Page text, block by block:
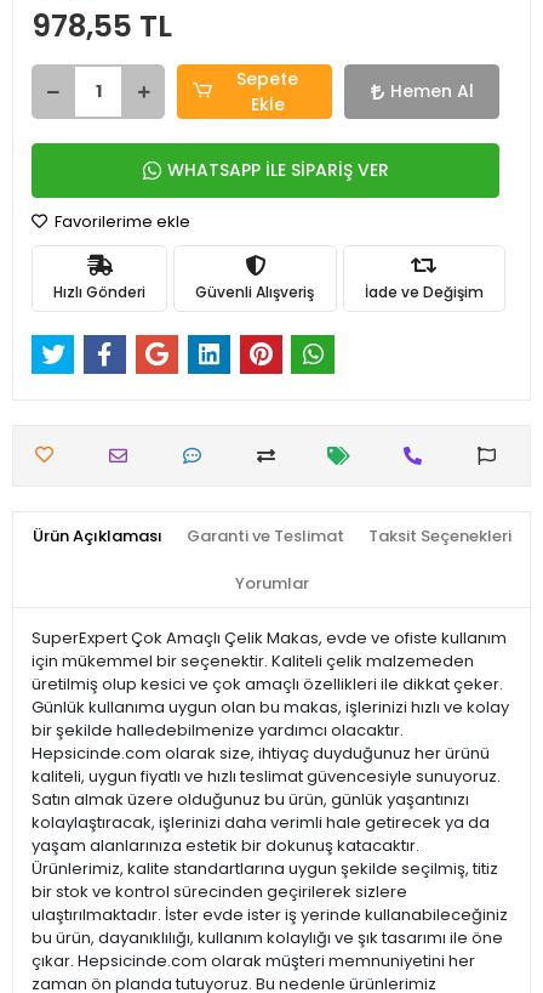
978,55 TL
Sepete
Ekle
Hemen Al
WHATSAPP İLE SİPARİŞ VER
Favorilerime ekle
Hızlı Gönderi Güvenli Alışveriş İade ve Değişim
Ürün Açıklaması Garanti ve Teslimat Taksit Seçenekleri
Yorumlar
SuperExpert Çok Amaçlı Çelik Makas, evde ve ofiste kullanım
için mükemmel bir seçenektir. Kaliteli çelik malzemeden
üretilmiş olup kesici ve çok amaçlı özellikleri ile dikkat çeker.
Günlük kullanıma uygun olan bu makas, işlerinizi hızlı ve kolay
bir şekilde halledebilmenize yardımcı olacaktır.
Hepsicinde.com olarak size, ihtiyaç duyduğunuz her ürünü
kaliteli, uygun fiyatlı ve hızlı teslimat güvencesiyle sunuyoruz.
Satın almak üzere olduğunuz bu ürün, günlük yaşantınızı
kolaylaştıracak, işlerinizi daha verimli hale getirecek ya da
yaşam alanlarınıza estetik bir dokunuş katacaktır.
Ürünlerimiz, kalite standartlarına uygun şekilde seçilmiş, titiz
bir stok ve kontrol sürecinden geçirilerek sizlere
ulaştırılmaktadır. İster evde ister iş yerinde kullanabileceğiniz
bu ürün, dayanıklılığı, kullanım kolaylığı ve şık tasarımı ile öne
çıkar. Hepsicinde.com olarak müşteri memnuniyetini her
zaman ön planda tutuyoruz. Bu nedenle ürünlerimiz